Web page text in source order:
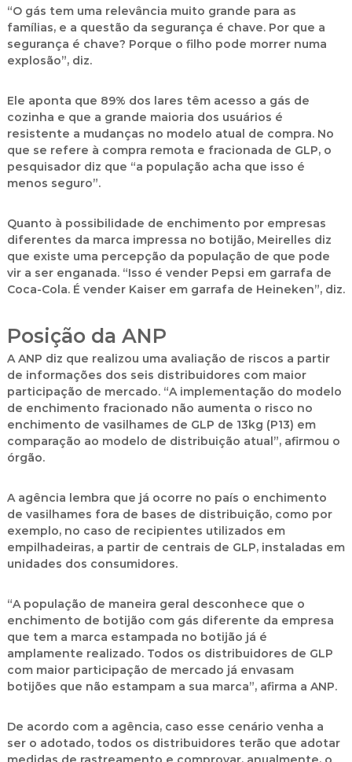
“O gás tem uma relevância muito grande para as
famílias, e a questão da segurança é chave. Por que a
segurança é chave? Porque o filho pode morrer numa
explosão”, diz.
Ele aponta que 89% dos lares têm acesso a gás de
cozinha e que a grande maioria dos usuários é
resistente a mudanças no modelo atual de compra. No
que se refere à compra remota e fracionada de GLP, o
pesquisador diz que “a população acha que isso é
menos seguro”.
Quanto à possibilidade de enchimento por empresas
diferentes da marca impressa no botijão, Meirelles diz
que existe uma percepção da população de que pode
vir a ser enganada. “Isso é vender Pepsi em garrafa de
Coca-Cola. É vender Kaiser em garrafa de Heineken”, diz.
Posição da ANP
A ANP diz que realizou uma avaliação de riscos a partir
de informações dos seis distribuidores com maior
participação de mercado. “A implementação do modelo
de enchimento fracionado não aumenta o risco no
enchimento de vasilhames de GLP de 13kg (P13) em
comparação ao modelo de distribuição atual”, afirmou o
órgão.
A agência lembra que já ocorre no país o enchimento
de vasilhames fora de bases de distribuição, como por
exemplo, no caso de recipientes utilizados em
empilhadeiras, a partir de centrais de GLP, instaladas em
unidades dos consumidores.
“A população de maneira geral desconhece que o
enchimento de botijão com gás diferente da empresa
que tem a marca estampada no botijão já é
amplamente realizado. Todos os distribuidores de GLP
com maior participação de mercado já envasam
botijões que não estampam a sua marca”, afirma a ANP.
De acordo com a agência, caso esse cenário venha a
ser o adotado, todos os distribuidores terão que adotar